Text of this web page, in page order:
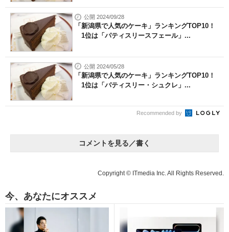
公開 2024/09/28
「新潟県で人気のケーキ」ランキングTOP10！
1位は「パティスリースフェール」...
公開 2024/05/28
「新潟県で人気のケーキ」ランキングTOP10！
1位は「パティスリー・シュクレ」...
Recommended by
コメントを見る／書く
Copyright © ITmedia Inc. All Rights Reserved.
今、あなたにオススメ